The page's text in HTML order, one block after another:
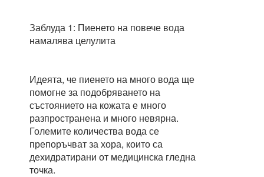
Заблуда 1: Пиенето на повече вода
намалява целулита
Идеята, че пиенето на много вода ще
помогне за подобряването на
състоянието на кожата е много
разпространена и много невярна.
Големите количества вода се
препоръчват за хора, които са
дехидратирани от медицинска гледна
точка.